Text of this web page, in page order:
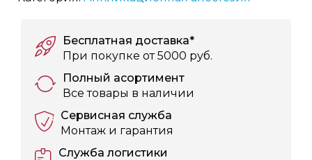
Бесплатная доставка*
При покупке от 5000 руб.
Полный асортимент
Все товары в наличии
Сервисная служба
Монтаж и гарантия
Служба логистики